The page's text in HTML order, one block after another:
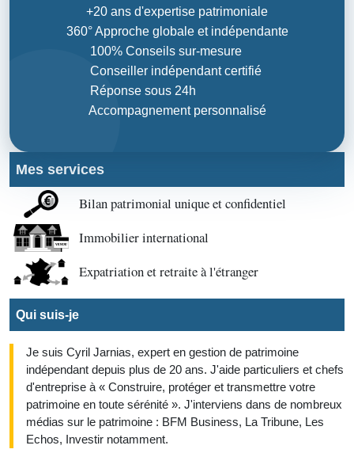
+20 ans d'expertise patrimoniale
360° Approche globale et indépendante
100% Conseils sur-mesure
Conseiller indépendant certifié
Réponse sous 24h
Accompagnement personnalisé
Mes services
Bilan patrimonial unique et confidentiel
Immobilier international
Expatriation et retraite à l'étranger
Qui suis-je
Je suis Cyril Jarnias, expert en gestion de patrimoine
indépendant depuis plus de 20 ans. J'aide particuliers et chefs
d'entreprise à « Construire, protéger et transmettre votre
patrimoine en toute sérénité ». J'interviens dans de nombreux
médias sur le patrimoine : BFM Business, La Tribune, Les
Echos, Investir notamment.